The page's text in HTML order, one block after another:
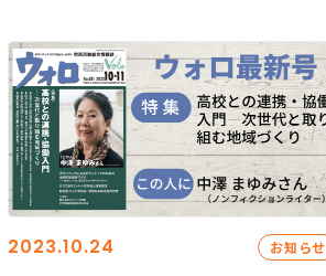
2023.10.24 お知らせ